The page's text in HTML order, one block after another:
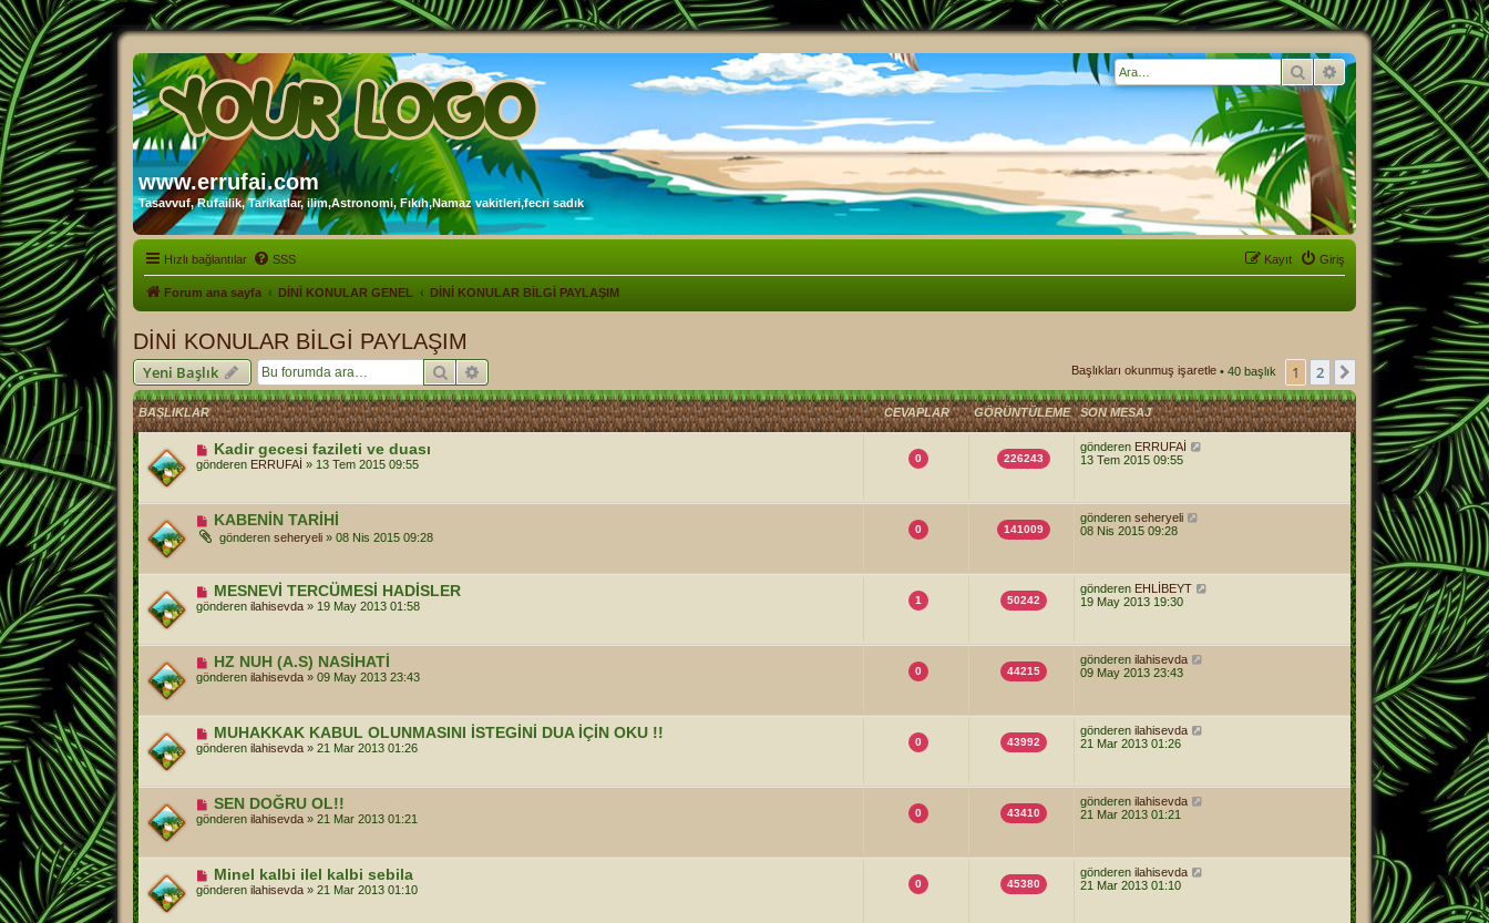
www.errufai.com
Tasavvuf, Rufailik, Tarikatlar, ilim,Astronomi, Fıkıh,Namaz vakitleri,fecri sadık
Ara Gelişmiş arama
Hızlı bağlantılar SSS Giriş
Kayıt
Forum ana sayfa DİNİ KONULAR GENEL DİNİ KONULAR BİLGİ PAYLAŞIM
DİNİ KONULAR BİLGİ PAYLAŞIM
Yeni Başlık Ara Başlıkları okunmuş işaretle • 40 başlık 1 2 Sonraki
BAŞLIKLAR CEVAPLAR GÖRÜNTÜLEME SON MESAJ
Kadir gecesi fazileti ve duası
gönderen ERRUFAİ » 13 Tem 2015 09:55 0 226243
gönderen ERRUFAİ
13 Tem 2015 09:55
KABENİN TARİHİ
gönderen seheryeli » 08 Nis 2015 09:28
0 141009
gönderen seheryeli
08 Nis 2015 09:28
MESNEVİ TERCÜMESİ HADİSLER
gönderen ilahisevda » 19 May 2013 01:58 1 50242
gönderen EHLİBEYT
19 May 2013 19:30
HZ NUH (A.S) NASİHATİ
gönderen ilahisevda » 09 May 2013 23:43 0 44215
gönderen ilahisevda
09 May 2013 23:43
MUHAKKAK KABUL OLUNMASINI İSTEGİNİ DUA İÇİN OKU !!
gönderen ilahisevda » 21 Mar 2013 01:26 0 43992
gönderen ilahisevda
21 Mar 2013 01:26
SEN DOĞRU OL!!
gönderen ilahisevda » 21 Mar 2013 01:21 0 43410
gönderen ilahisevda
21 Mar 2013 01:21
Minel kalbi ilel kalbi sebila
gönderen ilahisevda » 21 Mar 2013 01:10 0 45380
gönderen ilahisevda
21 Mar 2013 01:10